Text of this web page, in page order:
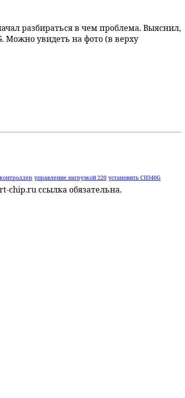
разбираться в чем проблема. Выяснил,
Можно увидеть на фото (в верху
управление нагрузкой 220 установить CH340G
ссылка обязательна.